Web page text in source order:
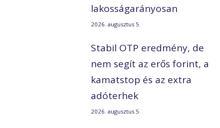
lakosságarányosan
2026. augusztus 5.
Stabil OTP eredmény, de
nem segít az erős forint, a
kamatstop és az extra
adóterhek
2026. augusztus 5.